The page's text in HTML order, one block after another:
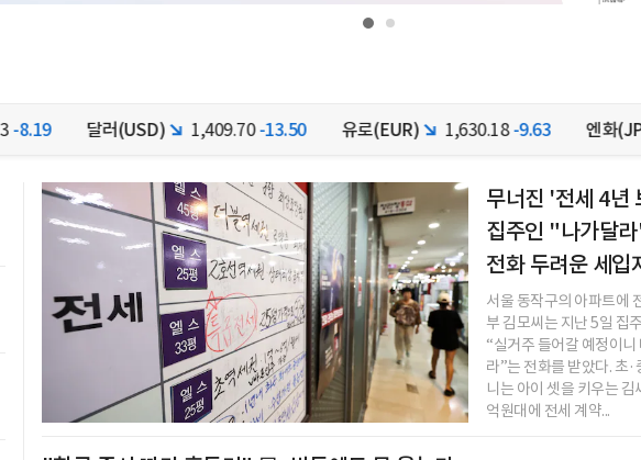
달러(USD) 1,409.70-13.50 유로(EUR) 1,630.18-9.63 엔화(JPY)
무너진 '전세 4년
집주인 "나가달
전화 두려운 세입
서울 동작구의 아파트에
부 김모씨는 지난 5일 집
“실거주 들어갈 예정이니
라”는 전화를 받았다. 초·
니는 아이 셋을 키우는 김
억원대에 전세 계약...